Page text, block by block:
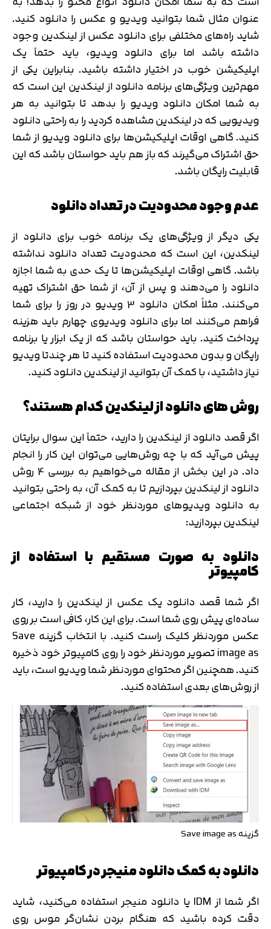
عنوان مثال شما بتوانید ویدیو و عکس را دانلود کنید.
شاید راه‌های مختلفی برای دانلود عکس از لینکدین وجود
داشته باشد اما برای دانلود ویدیو، باید حتماً یک
اپلیکیشن خوب در اختیار داشته باشید. بنابراین یکی از
مهم‌ترین ویژگی‌های برنامه دانلود از لینکدین این است که
به شما امکان دانلود ویدیو را بدهد تا بتوانید به هر
ویدیویی که در لینکدین مشاهده کردید را به راحتی دانلود
کنید. گاهی اوقات اپلیکیشن‌ها برای دانلود ویدیو از شما
حق اشتراک می‌گیرند که باز هم باید حواستان باشد که این
قابلیت رایگان باشد.
عدم وجود محدودیت در تعداد دانلود
یکی دیگر از ویژگی‌های یک برنامه خوب برای دانلود از
لینکدین، این است که محدودیت تعداد دانلود نداشته
باشد. گاهی اوقات اپلیکیشن‌ها تا یک حدی به شما اجازه
دانلود را می‌دهند و پس از آن، از شما حق اشتراک تهیه
می‌کنند. مثلاً امکان دانلود 3 ویدیو در روز را برای شما
فراهم می‌کنند اما برای دانلود ویدیوی چهارم باید هزینه
پرداخت کنید. باید حواستان باشد که از یک ابزار یا برنامه
رایگان و بدون محدودیت استفاده کنید تا هر چندتا ویدیو
نیاز داشتید، با کمک آن بتوانید از لینکدین دانلود کنید.
روش های دانلود از لینکدین کدام هستند؟
اگر قصد دانلود از لینکدین را دارید، حتماً این سوال برایتان
پیش می‌آید که با چه روش‌هایی می‌توان این کار را انجام
داد. در این بخش از مقاله می‌خواهیم به بررسی 4 روش
دانلود از لینکدین بپردازیم تا به کمک آن، به راحتی بتوانید
به دانلود ویدیوهای موردنظر خود از شبکه اجتماعی
لینکدین بپردازید:
دانلود به صورت مستقیم با استفاده از
کامپیوتر
اگر شما قصد دانلود یک عکس از لینکدین را دارید، کار
ساده‌ای پیش روی شما است. برای این کار، کافی است بر روی
عکس موردنظر کلیک راست کنید. با انتخاب گزینه Save
image as تصویر موردنظر خود را روی کامپیوتر خود ذخیره
کنید. همچنین اگر محتوای موردنظر شما ویدیو است، باید
از روش‌های بعدی استفاده کنید.
گزینه Save image as
دانلود به کمک دانلود منیجر در کامپیوتر
اگر شما از IDM یا دانلود منیجر استفاده می‌کنید، شاید
دقت کرده باشید که هنگام بردن نشان‌گر موس روی
تایید کد
کد ارسال شده را وارد کنید
اصلاح شماره